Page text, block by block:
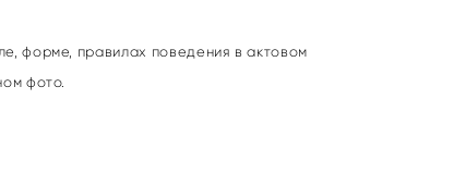
форме, правилах поведения в актовом
фото.